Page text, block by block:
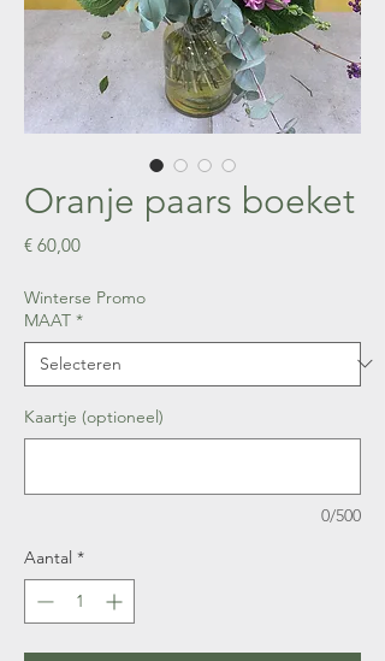
Oranje paars boeket
€ 60,00Prijs
Winterse Promo
MAAT *
Kaartje (optioneel)
0/500
Aantal *